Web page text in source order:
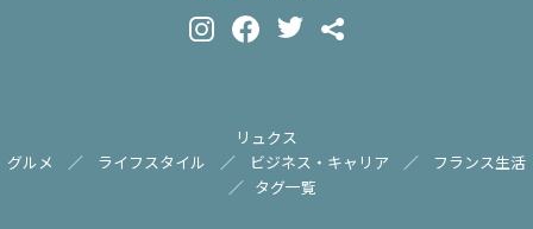
リュクス
グルメ
ライフスタイル ビジネス・キャリア
フランス生活
タグ一覧